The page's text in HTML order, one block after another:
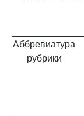
Аббревиатура
рубрики